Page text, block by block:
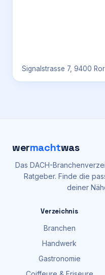
Signalstrasse 7, 9400
wermachtwas
Das DACH-
Ratgeber. Finde die
deiner
Verzeichnis
Branchen
Handwerk
Gastronomie